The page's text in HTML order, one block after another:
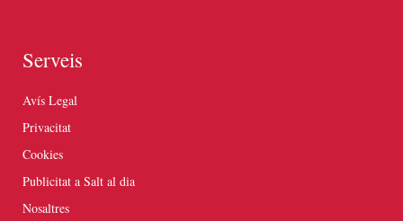
Serveis
Avís Legal
Privacitat
Cookies
Publicitat a Salt al dia
Nosaltres